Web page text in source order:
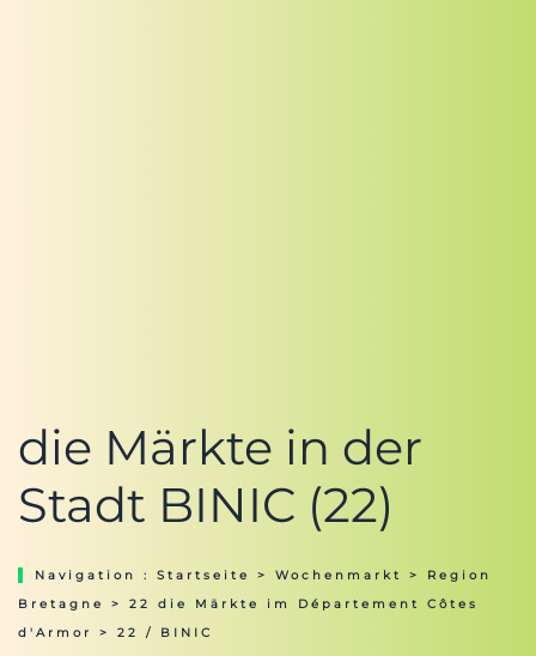
die Märkte in der
Stadt BINIC (22)
Navigation : Startseite > Wochenmarkt > Region
Bretagne
> 22 die Märkte im Département Côtes
d'Armor
> 22 / BINIC